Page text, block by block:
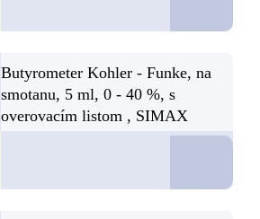
Butyrometer Kohler - Funke, na
smotanu, 5 ml, 0 - 40 %, s
overovacím listom , SIMAX